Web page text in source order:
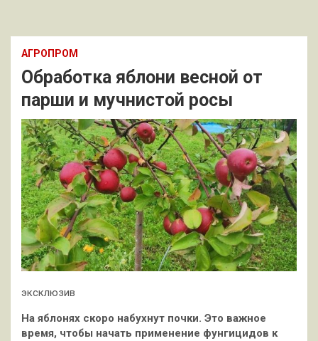
АГРОПРОМ
Обработка яблони весной от
парши и мучнистой росы
эксклюзив
На яблонях скоро набухнут почки. Это важное
время, чтобы начать применение фунгицидов к